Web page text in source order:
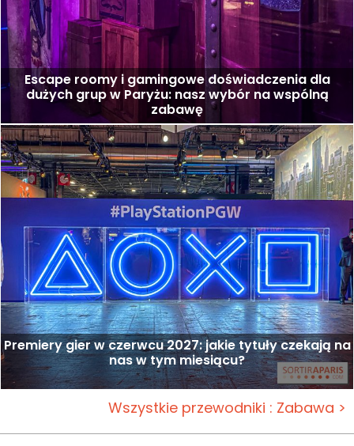
Escape roomy i gamingowe doświadczenia dla
dużych grup w Paryżu: nasz wybór na wspólną
zabawę
Premiery gier w czerwcu 2027: jakie tytuły czekają na
nas w tym miesiącu?
Wszystkie przewodniki : Zabawa >